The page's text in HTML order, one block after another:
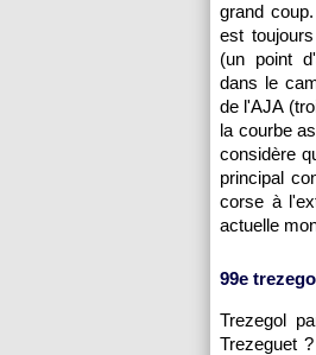
grand
est
(un point
dans le
de l'AJA
la courbe
considère
principal
corse à
actuelle
99e
Trezegol
Trezeguet